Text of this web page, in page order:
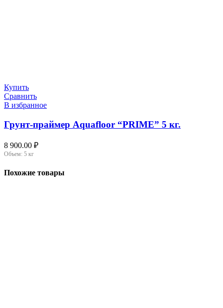
Купить
Сравнить
В избранное
Грунт-праймер Aquafloor “PRIME” 5 кг.
8 900.00 ₽
Объем: 5 кг
Похожие товары